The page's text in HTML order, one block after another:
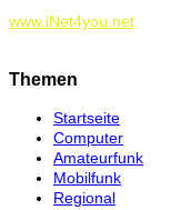
www.iNet4you.net
Themen
Startseite
Computer
Amateurfunk
Mobilfunk
Regional